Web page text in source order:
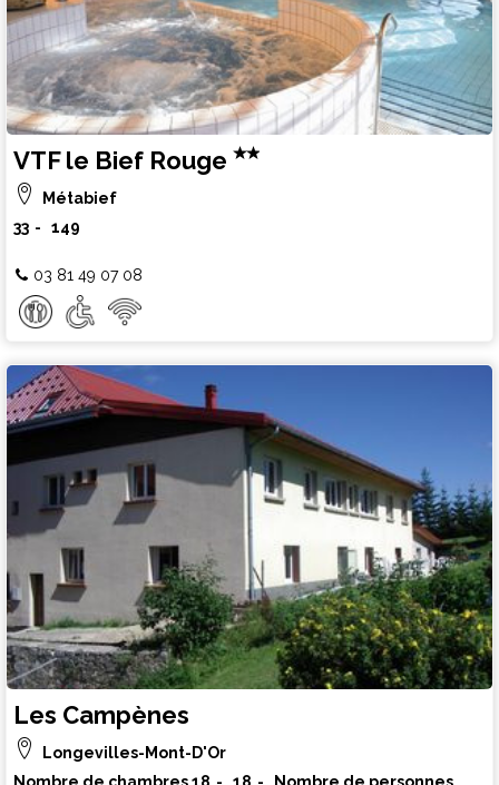
VTF le Bief Rouge
Métabief
33
149
03 81 49 07 08
Les Campènes
Longevilles-Mont-D'Or